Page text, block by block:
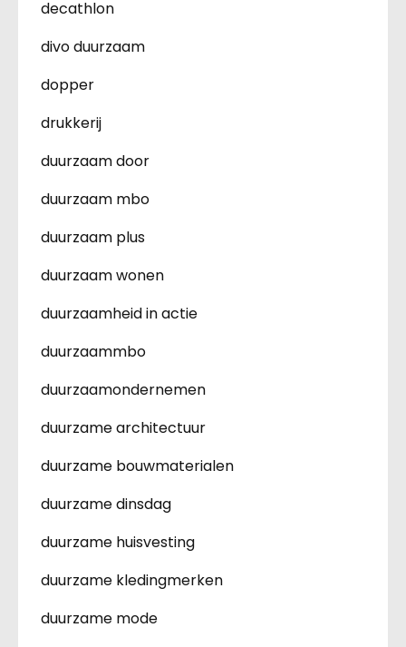
decathlon
divo duurzaam
dopper
drukkerij
duurzaam door
duurzaam mbo
duurzaam plus
duurzaam wonen
duurzaamheid in actie
duurzaammbo
duurzaamondernemen
duurzame architectuur
duurzame bouwmaterialen
duurzame dinsdag
duurzame huisvesting
duurzame kledingmerken
duurzame mode